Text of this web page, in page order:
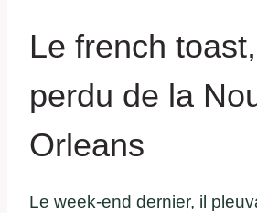
Le french
perdu de la
Orleans
Le week-end dernier, il